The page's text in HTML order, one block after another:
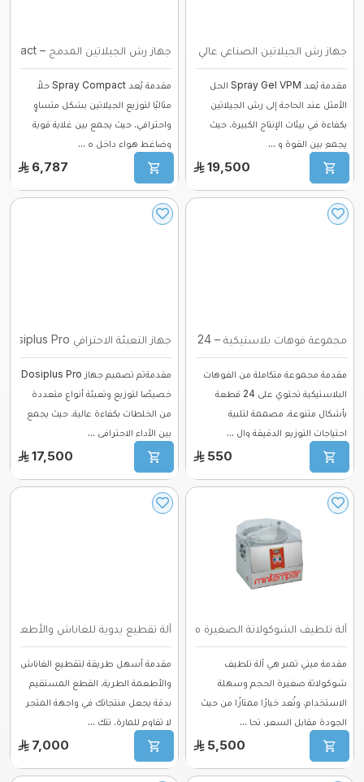
جهاز رش الجيلاتين الصناعي عالي الإنتاجية ...
مقدمة يُعد Spray Gel VPM الحل
الأمثل عند الحاجة إلى رش الجيلاتين
بكفاءة في بيئات الإنتاج الكبيرة، حيث
يجمع بين القوة و ...
19,500
جهاز رش الجيلاتين المدمج – Spray Compact ...
مقدمة يُعد Spray Compact حلاً
مثاليًا لتوزيع الجيلاتين بشكل متساوٍ
واحترافي، حيث يجمع بين غلاية قوية
وضاغط هواء داخل ه ...
6,787
مجموعة فوهات بلاستيكية – 24 قطعة ...
مقدمة مجموعة متكاملة من الفوهات
البلاستيكية تحتوي على 24 قطعة
بأشكال متنوعة، مصممة لتلبية
احتياجات التوزيع الدقيقة وال ...
550
جهاز التعبئة الاحترافي Dosiplus Pro – تق ...
مقدمةتم تصميم جهاز Dosiplus Pro
خصيصًا لتوزيع وتعبئة أنواع متعددة
من الخلطات بكفاءة عالية، حيث يجمع
بين الأداء الاحترافي ...
17,500
آلة تلطيف الشوكولاتة الصغيرة ميني تمبر ...
مقدمة ميني تمبر هي آلة تلطيف
شوكولاتة صغيرة الحجم وسهلة
الاستخدام، وتُعد خيارًا ممتازًا من حيث
الجودة مقابل السعر. تحا ...
5,500
آلة تقطيع يدوية للغاناش والأطعمة
مقدمة أسهل طريقة لتقطيع الغاناش
والأطعمة الطرية. القطع المستقيم
بدقة يجعل منتجاتك في واجهة المتجر
لا تقاوم للمارة. تتك ...
7,000